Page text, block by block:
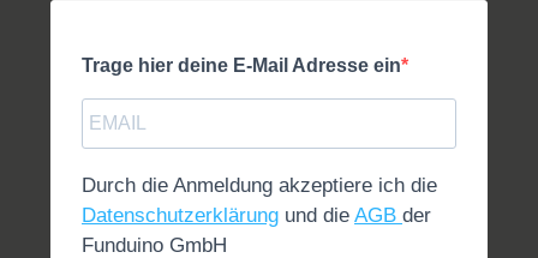
Trage hier deine E-Mail Adresse ein
Durch die Anmeldung akzeptiere ich die
Datenschutzerklärung und die AGB der
Funduino GmbH